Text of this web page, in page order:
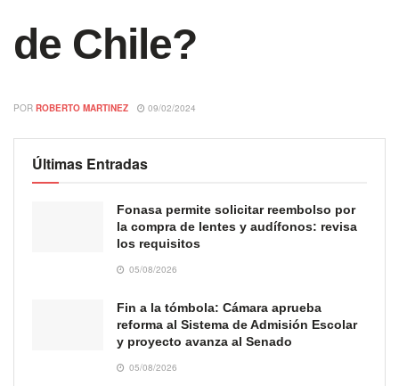
de Chile?
POR ROBERTO MARTINEZ 09/02/2024
Últimas Entradas
Fonasa permite solicitar reembolso por
la compra de lentes y audífonos: revisa
los requisitos
05/08/2026
Fin a la tómbola: Cámara aprueba
reforma al Sistema de Admisión Escolar
y proyecto avanza al Senado
05/08/2026